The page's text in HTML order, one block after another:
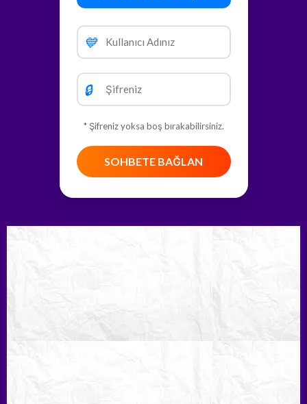
💙
🔒
* Şifreniz yoksa boş bırakabilirsiniz.
SOHBETE BAĞLAN